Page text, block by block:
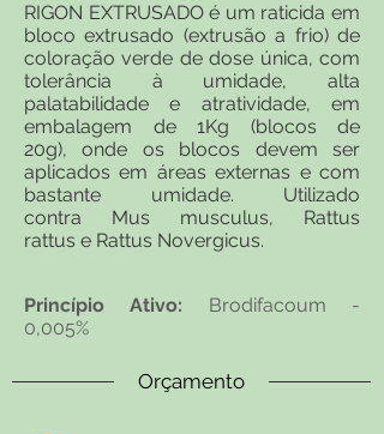
RIGON EXTRUSADO é um raticida em
bloco extrusado (extrusão a frio) de
coloração verde de dose única, com
tolerância à umidade, alta
palatabilidade e atratividade, em
embalagem de 1Kg (blocos de
20g), onde os blocos devem ser
aplicados em áreas externas e com
bastante umidade. Utilizado
contra Mus musculus, Rattus
rattus e Rattus Novergicus.
Princípio Ativo: Brodifacoum -
0,005%
Orçamento